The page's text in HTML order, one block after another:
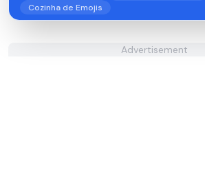
Cozinha de Emojis
Advertisement